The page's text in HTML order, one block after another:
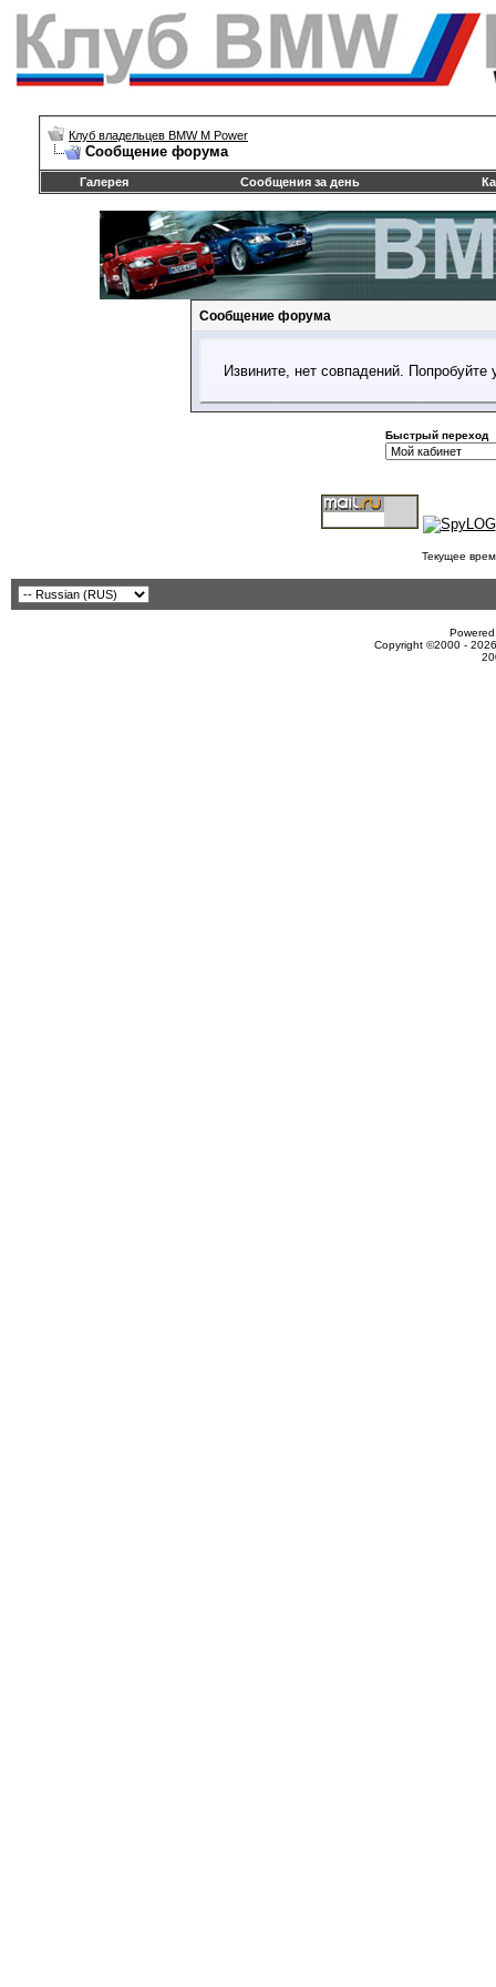
Клуб владельцев BMW M Power
Сообщение форума
Галерея Сообщения за день
Сообщение форума
Извините, нет совпадений.
Быстрый переход
Текущее
Copyright ©2000 -